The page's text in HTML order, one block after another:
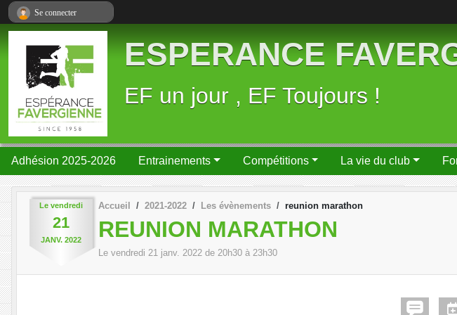
ESPERANCE
EF un jour , EF Toujours !
Adhésion 2025-2026 Entrainements Compétitions La vie du club
Le vendredi
21
JANV. 2022
Accueil 2021-2022 Les évènements reunion marathon
REUNION MARATHON
Le vendredi 21 janv. 2022 de 20h30 à 23h30
Se connecter
Panneau de gestion des cookies